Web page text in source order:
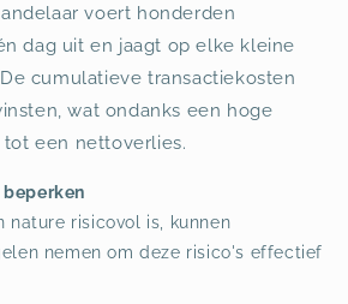
voert honderden
dag uit en jaagt op elke kleine
cumulatieve transactiekosten
wat ondanks een hoge
een nettoverlies.
nature risicovol is, kunnen
nemen om deze risico's effectief